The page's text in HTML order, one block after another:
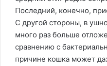
Последний, конечно,
С другой стороны, в
много раз больше
сравнению с
причине кошка может